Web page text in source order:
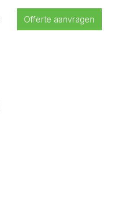
Offerte aanvragen